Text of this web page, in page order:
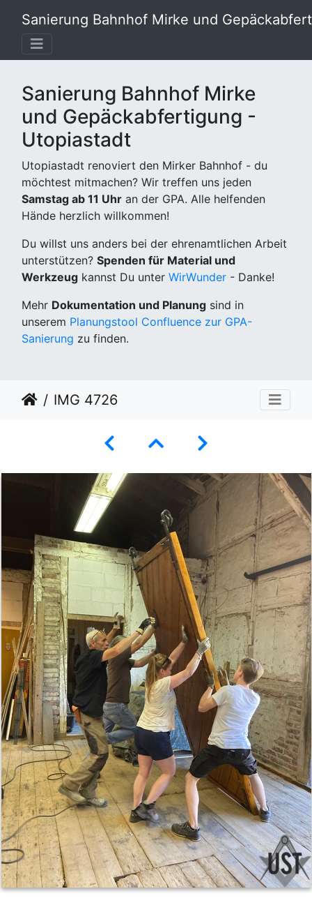
Sanierung Bahnhof Mirke und
Sanierung Bahnhof Mirke
und Gepäckabfertigung -
Utopiastadt
Utopiastadt renoviert den Mirker Bahnhof - du
möchtest mitmachen? Wir treffen uns jeden
Samstag ab 11 Uhr an der GPA. Alle helfenden
Hände herzlich willkommen!
Du willst uns anders bei der ehrenamtlichen Arbeit
unterstützen? Spenden für Material und
Werkzeug kannst Du unter WirWunder - Danke!
Mehr Dokumentation und Planung sind in
unserem Planungstool Confluence zur GPA-
Sanierung zu finden.
IMG 4726